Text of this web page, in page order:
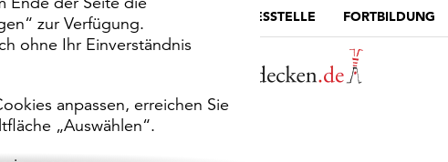
zur Verfügung.
ohne Ihr Einverständnis
anpassen, erreichen Sie
„Auswählen“.
MUSEUMSPORTAL DIE LANDESSTELLE FORTBILDUNG